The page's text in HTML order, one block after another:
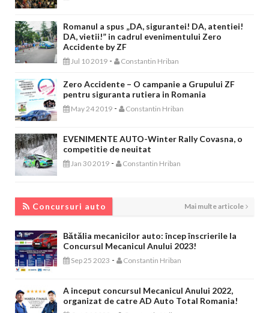
Romanul a spus „DA, sigurantei! DA, atentiei!
DA, vietii!” in cadrul evenimentului Zero
Accidente by ZF
Jul 10 2019 - Constantin Hriban
Zero Accidente – O campanie a Grupului ZF
pentru siguranta rutiera in Romania
May 24 2019 - Constantin Hriban
EVENIMENTE AUTO-Winter Rally Covasna, o
competitie de neuitat
Jan 30 2019 - Constantin Hriban
Concursuri auto Mai multe articole
Bătălia mecanicilor auto: încep înscrierile la
Concursul Mecanicul Anului 2023!
Sep 25 2023 - Constantin Hriban
A inceput concursul Mecanicul Anului 2022,
organizat de catre AD Auto Total Romania!